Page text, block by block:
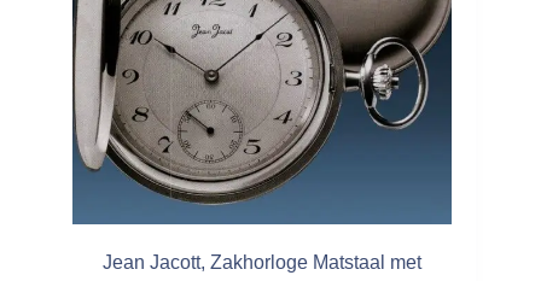
Jean Jacott, Zakhorloge Matstaal met